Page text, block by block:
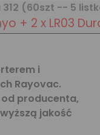
(60szt -- 5
+ 2 x LR03
i
Rayovac.
producenta,
jakość